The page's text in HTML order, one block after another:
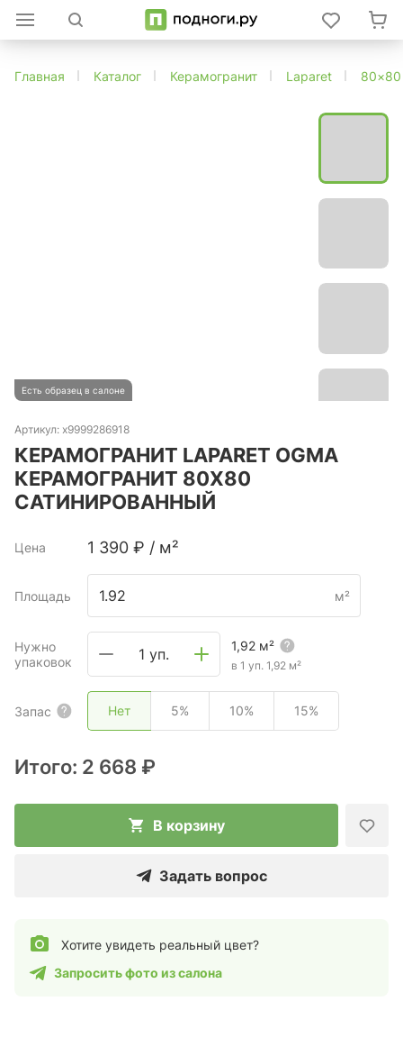
Главная Каталог Керамогранит Laparet 80×80
Есть образец в салоне
Артикул: х9999286918
КЕРАМОГРАНИТ LAPARET OGMA
КЕРАМОГРАНИТ 80Х80
САТИНИРОВАННЫЙ
Цена 1 390 ₽ / м²
Площадь м²
Нужно
упаковок
1 уп. 1,92 м²
в 1 уп. 1,92 м²
Запас Нет 5% 10% 15%
Итого: 2 668 ₽
В корзину
Задать вопрос
Хотите увидеть реальный цвет?
Запросить фото из салона